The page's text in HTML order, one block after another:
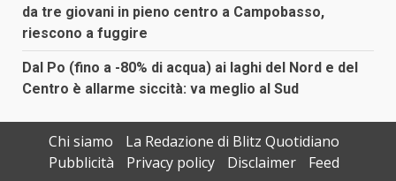
da tre giovani in pieno centro a Campobasso,
riescono a fuggire
Dal Po (fino a -80% di acqua) ai laghi del Nord e del
Centro è allarme siccità: va meglio al Sud
Chi siamo
La Redazione di Blitz Quotidiano
Pubblicità
Privacy policy Disclaimer
Feed